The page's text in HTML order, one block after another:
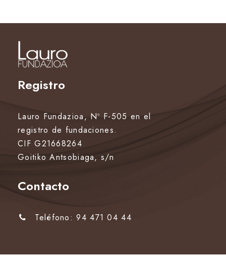
Registro
Lauro Fundazioa, Nº F-505 en el
registro de fundaciones.
CIF G21668264
Goitiko Antsobiaga, s/n
Contacto
Teléfono: 94 471 04 44